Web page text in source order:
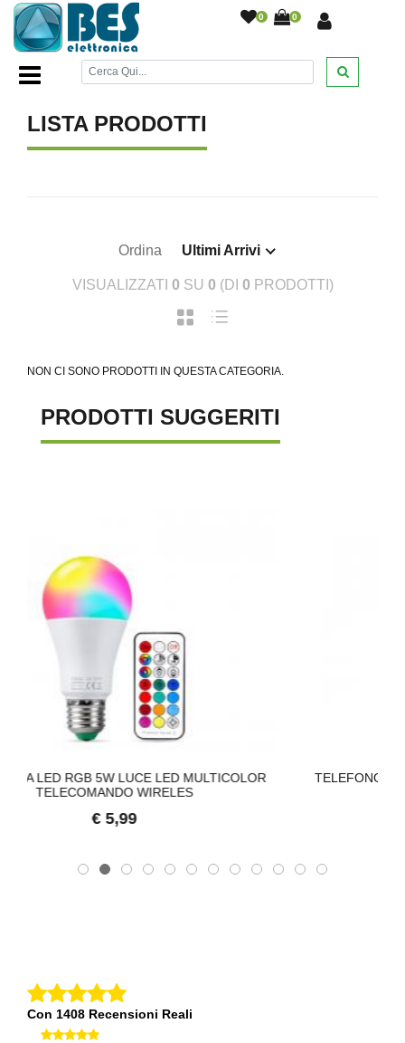
0 0
Home Page/
LISTA PRODOTTI
Ordina Ultimi Arrivi
VISUALIZZATI 0 SU 0 (DI 0 PRODOTTI)
NON CI SONO PRODOTTI IN QUESTA CATEGORIA.
PRODOTTI SUGGERITI
LED MULTICOLOR
WIRELES
TELEFONO FISSO CON FILO
Con 1408 Recensioni Reali